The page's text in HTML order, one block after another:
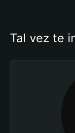
Tal vez te